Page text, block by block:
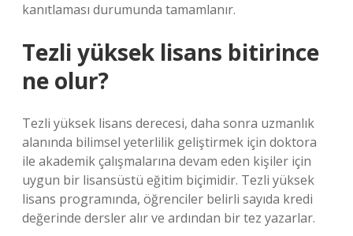
kanıtlaması durumunda tamamlanır.
Tezli yüksek lisans bitirince
ne olur?
Tezli yüksek lisans derecesi, daha sonra uzmanlık
alanında bilimsel yeterlilik geliştirmek için doktora
ile akademik çalışmalarına devam eden kişiler için
uygun bir lisansüstü eğitim biçimidir. Tezli yüksek
lisans programında, öğrenciler belirli sayıda kredi
değerinde dersler alır ve ardından bir tez yazarlar.